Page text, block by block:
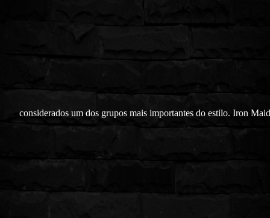
considerados um dos grupos mais importantes do estilo. Iron